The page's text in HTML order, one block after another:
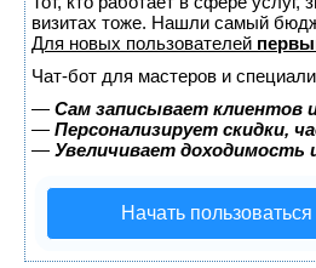
визитах тоже. Нашли самый
Для новых пользователей
Чат-бот для мастеров и
— Сам записывает клиентов
— Персонализирует скидки,
— Увеличивает
Начать